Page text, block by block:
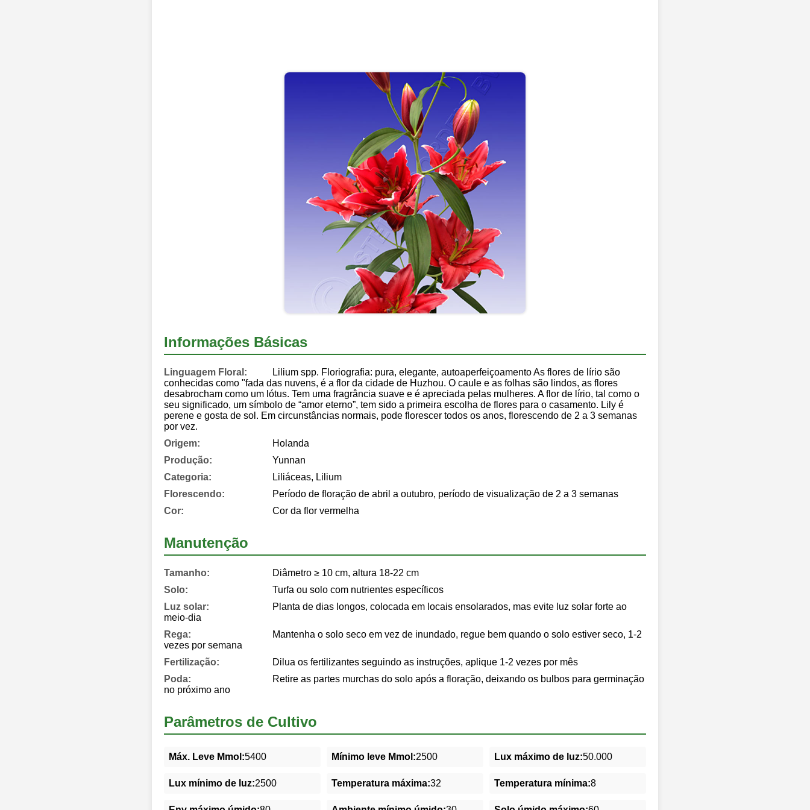
Informações Básicas
Linguagem Floral:
Lilium spp. Floriografia: pura, elegante, autoaperfeiçoamento As flores de lírio são
conhecidas como "fada das nuvens, é a flor da cidade de Huzhou. O caule e as folhas são lindos, as flores
desabrocham como um lótus. Tem uma fragrância suave e é apreciada pelas mulheres. A flor de lírio, tal como o
seu significado, um símbolo de “amor eterno”, tem sido a primeira escolha de flores para o casamento. Lily é
perene e gosta de sol. Em circunstâncias normais, pode florescer todos os anos, florescendo de 2 a 3 semanas
por vez.
Origem:
Holanda
Produção:
Yunnan
Categoria:
Liliáceas, Lilium
Florescendo:
Período de floração de abril a outubro, período de visualização de 2 a 3 semanas
Cor:
Cor da flor vermelha
Manutenção
Tamanho:
Diâmetro ≥ 10 cm, altura 18-22 cm
Solo:
Turfa ou solo com nutrientes específicos
Luz solar:
Planta de dias longos, colocada em locais ensolarados, mas evite luz solar forte ao
meio-dia
Rega:
Mantenha o solo seco em vez de inundado, regue bem quando o solo estiver seco, 1-2
vezes por semana
Fertilização:
Dilua os fertilizantes seguindo as instruções, aplique 1-2 vezes por mês
Poda:
Retire as partes murchas do solo após a floração, deixando os bulbos para germinação
no próximo ano
Parâmetros de Cultivo
Máx. Leve Mmol:5400 Mínimo leve Mmol:2500 Lux máximo de luz:50.000
Lux mínimo de luz:2500 Temperatura máxima:32 Temperatura mínima:8